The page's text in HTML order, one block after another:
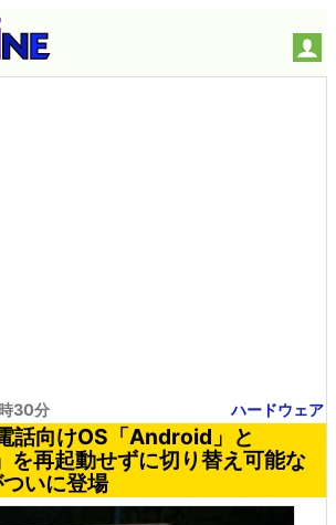
30分 ハードウェア
話向けOS「Android」と
を再起動せずに切り替え可能な
いに登場